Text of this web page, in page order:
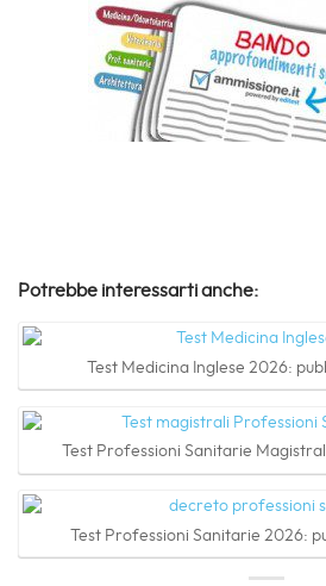
Potrebbe interessarti anche:
Test Medicina Inglese 2026:
Test Professioni Sanitarie
Test Professioni Sanitarie 2026: